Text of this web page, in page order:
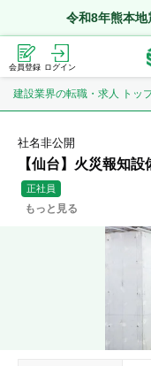
令和8年熊本
会員登録 ログイン
建設業界の転職・求人 トッ
社名非公開
【仙台】火災報知
正社員
もっと見る